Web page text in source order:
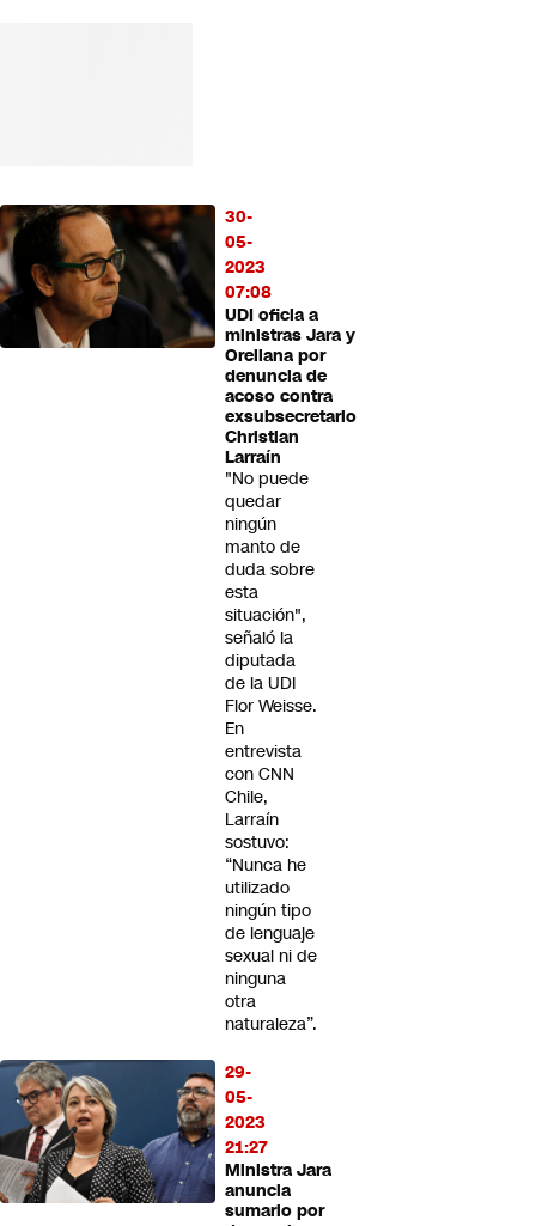
30-
05-
2023
07:08
UDI oficia a
ministras Jara y
Orellana por
denuncia de
acoso contra
exsubsecretario
Christian
Larraín
"No puede
quedar
ningún
manto de
duda sobre
esta
situación",
señaló la
diputada
de la UDI
Flor Weisse.
En
entrevista
con CNN
Chile,
Larraín
sostuvo:
“Nunca he
utilizado
ningún tipo
de lenguaje
sexual ni de
ninguna
otra
naturaleza”.
29-
05-
2023
21:27
Ministra Jara
anuncia
sumario por